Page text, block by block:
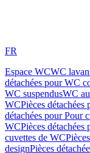
FR
Espace WCWC
détachées pour WC
WC suspendusWC
WCPièces
détachées pour Pour
WCPièces
cuvettes de WC
designPièces